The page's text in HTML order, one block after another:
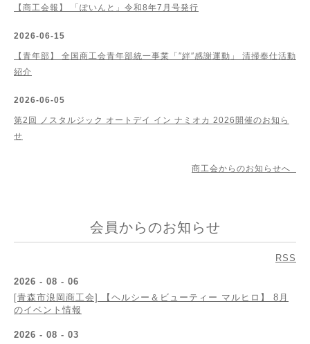
【商工会報】 「ぽいんと」令和8年7月号発行
2026-06-15
【青年部】 全国商工会青年部統一事業「″絆″感謝運動」 清掃奉仕活動
紹介
2026-06-05
第2回 ノスタルジック オートデイ イン ナミオカ 2026開催のお知ら
せ
商工会からのお知らせへ
会員からのお知らせ
RSS
2026 - 08 - 06
[青森市浪岡商工会] 【ヘルシー＆ビューティー マルヒロ】 8月
のイベント情報
2026 - 08 - 03